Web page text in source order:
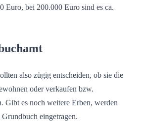
Euro, bei 200.000 Euro sind es ca.
also zügig entscheiden, ob sie die
oder verkaufen bzw.
Gibt es noch weitere Erben, werden
eingetragen.